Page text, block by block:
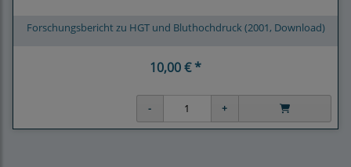
Forschungsbericht zu HGT und Bluthochdruck (2001, Download)
10,00 € *